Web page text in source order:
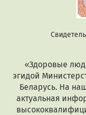
«Здоровые
эгидой
Беларусь. На
актуальная